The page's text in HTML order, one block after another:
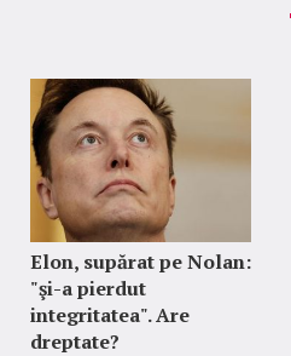
Elon, supărat pe Nolan:
"şi-a pierdut
integritatea". Are
dreptate?